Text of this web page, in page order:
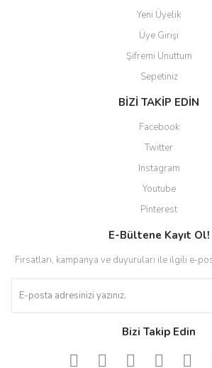
Yeni Üyelik
Üye Girişi
Şifremi Unuttum
Sepetiniz
BİZİ TAKİP EDİN
Facebook
Twitter
Instagram
Youtube
Pinterest
E-Bültene Kayıt Ol!
Fırsatları, kampanya ve duyuruları ile ilgili e-
Bizi Takip Edin